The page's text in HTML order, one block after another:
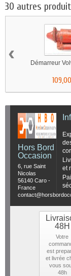
30 autres
Démarreur
‹
Hors Bord
Occasion
6, rue Saint
Nicolas
56140 Caro -
France
et
48H
Votre
est
et livrée
vous
48h